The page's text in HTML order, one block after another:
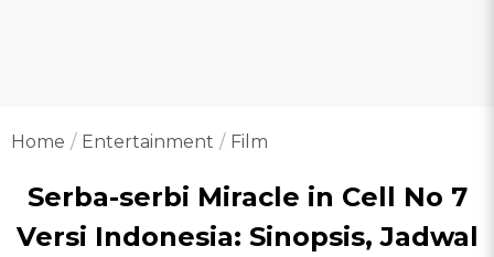
Home Entertainment Film
Serba-serbi Miracle in Cell No 7
Versi Indonesia: Sinopsis, Jadwal